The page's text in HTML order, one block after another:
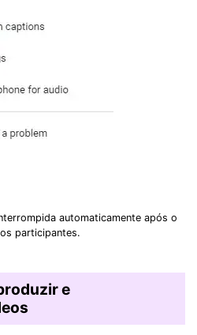
automaticamente após o
participantes.
e